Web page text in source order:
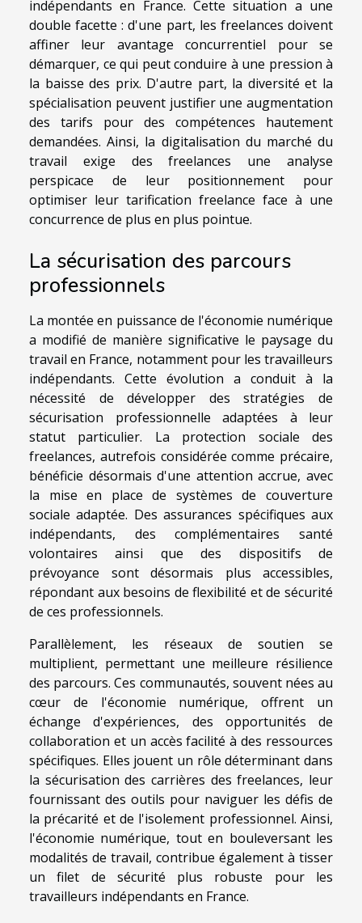
indépendants en France. Cette situation a une
double facette : d'une part, les freelances doivent
affiner leur avantage concurrentiel pour se
démarquer, ce qui peut conduire à une pression à
la baisse des prix. D'autre part, la diversité et la
spécialisation peuvent justifier une augmentation
des tarifs pour des compétences hautement
demandées. Ainsi, la digitalisation du marché du
travail exige des freelances une analyse
perspicace de leur positionnement pour
optimiser leur tarification freelance face à une
concurrence de plus en plus pointue.
La sécurisation des parcours
professionnels
La montée en puissance de l'économie numérique
a modifié de manière significative le paysage du
travail en France, notamment pour les travailleurs
indépendants. Cette évolution a conduit à la
nécessité de développer des stratégies de
sécurisation professionnelle adaptées à leur
statut particulier. La protection sociale des
freelances, autrefois considérée comme précaire,
bénéficie désormais d'une attention accrue, avec
la mise en place de systèmes de couverture
sociale adaptée. Des assurances spécifiques aux
indépendants, des complémentaires santé
volontaires ainsi que des dispositifs de
prévoyance sont désormais plus accessibles,
répondant aux besoins de flexibilité et de sécurité
de ces professionnels.
Parallèlement, les réseaux de soutien se
multiplient, permettant une meilleure résilience
des parcours. Ces communautés, souvent nées au
cœur de l'économie numérique, offrent un
échange d'expériences, des opportunités de
collaboration et un accès facilité à des ressources
spécifiques. Elles jouent un rôle déterminant dans
la sécurisation des carrières des freelances, leur
fournissant des outils pour naviguer les défis de
la précarité et de l'isolement professionnel. Ainsi,
l'économie numérique, tout en bouleversant les
modalités de travail, contribue également à tisser
un filet de sécurité plus robuste pour les
travailleurs indépendants en France.